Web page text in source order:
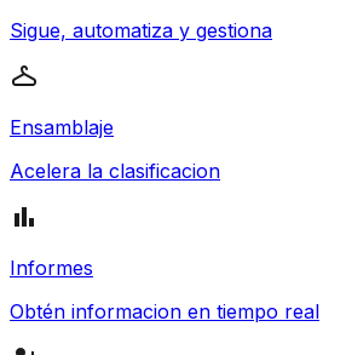
Sigue, automatiza y gestiona
Ensamblaje
Acelera la clasificacion
Informes
Obtén informacion en tiempo real